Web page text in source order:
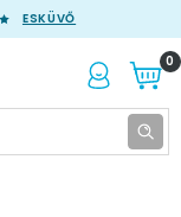
ESKÜVŐ
0